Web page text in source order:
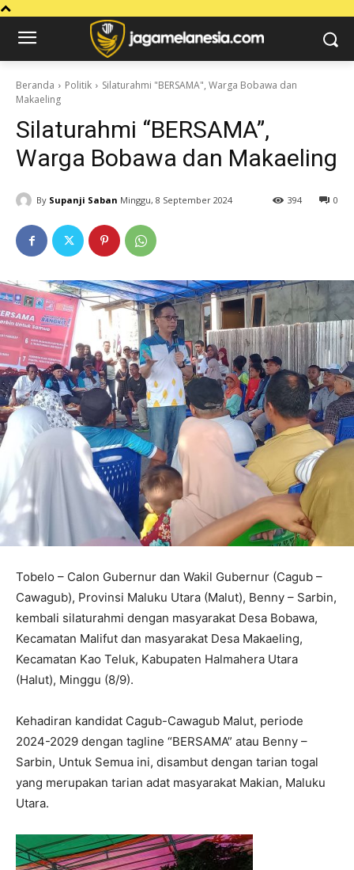
Beranda Politik
Silaturahmi "BERSAMA", Warga Bobawa dan
Makaeling
Silaturahmi “BERSAMA”,
Warga Bobawa dan Makaeling
By Supanji Saban Minggu, 8 September 2024 0
394
Tobelo – Calon Gubernur dan Wakil Gubernur (Cagub –
Cawagub), Provinsi Maluku Utara (Malut), Benny – Sarbin,
kembali silaturahmi dengan masyarakat Desa Bobawa,
Kecamatan Malifut dan masyarakat Desa Makaeling,
Kecamatan Kao Teluk, Kabupaten Halmahera Utara
(Halut), Minggu (8/9).
Kehadiran kandidat Cagub-Cawagub Malut, periode
2024-2029 dengan tagline “BERSAMA” atau Benny –
Sarbin, Untuk Semua ini, disambut dengan tarian togal
yang merupakan tarian adat masyarakat Makian, Maluku
Utara.